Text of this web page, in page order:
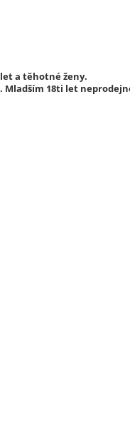
a těhotné ženy.
Mladším 18ti let